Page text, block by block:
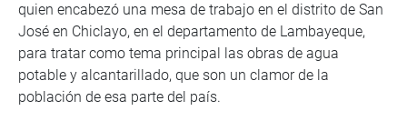
quien encabezó una mesa de trabajo en el distrito de San
José en Chiclayo, en el departamento de Lambayeque,
para tratar como tema principal las obras de agua
potable y alcantarillado, que son un clamor de la
población de esa parte del país.